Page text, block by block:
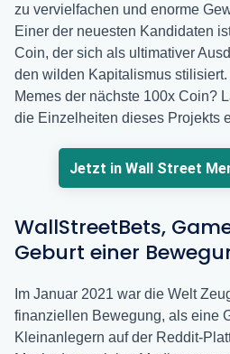
zu vervielfachen und enorme
Einer der neuesten Kandidaten
Coin, der sich als ultimativer
den wilden Kapitalismus
Memes der nächste 100x Coin?
die Einzelheiten dieses Projekts
Jetzt in Wall Street
WallStreetBets,
Geburt einer
Im Januar 2021 war die Welt
finanziellen Bewegung, als eine
Kleinanlegern auf der Reddit-